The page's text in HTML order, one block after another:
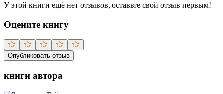
У этой книги ещё нет отзывов, оставьте свой отзыв первым!
Оцените книгу
Опубликовать отзыв
книги автора